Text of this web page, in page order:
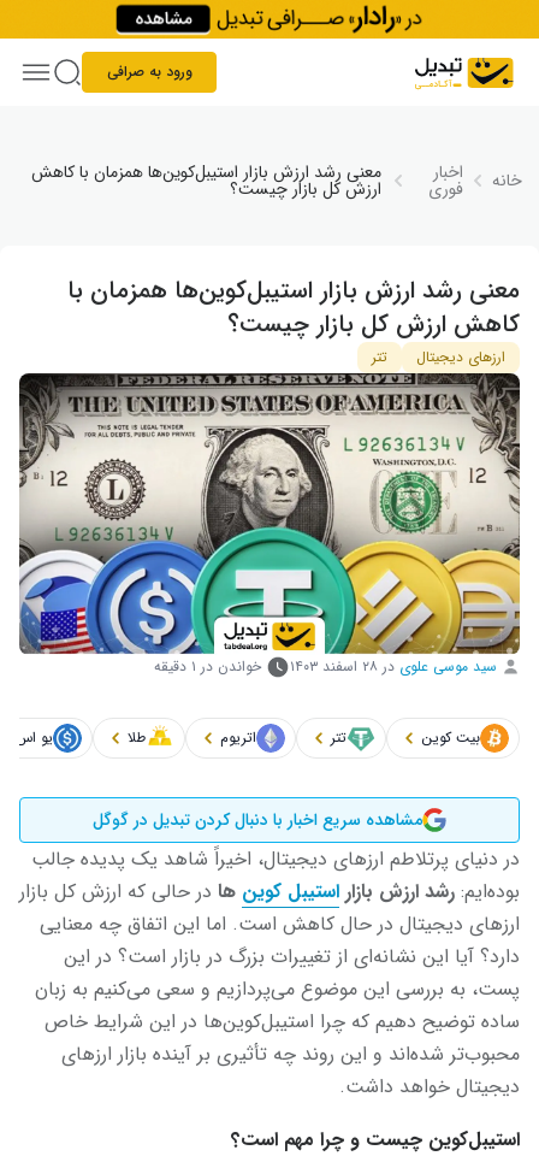
Skip to content
ورود به صرافی
خانه اخبار
فوری
معنی رشد ارزش بازار استیبل‌کوین‌ها همزمان با کاهش
ارزش کل بازار چیست؟
معنی رشد ارزش بازار استیبل‌کوین‌ها همزمان با
کاهش ارزش کل بازار چیست؟
ارزهای دیجیتال تتر
سید موسی علوی در ۲۸ اسفند ۱۴۰۳ خواندن در ۱ دقیقه
بیت کوین تتر اتریوم طلا یو اس
مشاهده سریع اخبار با دنبال کردن تبدیل در گوگل
در دنیای پرتلاطم ارزهای دیجیتال، اخیراً شاهد یک پدیده جالب
بوده‌ایم: رشد ارزش بازار استیبل‌ کوین ‌ها در حالی که ارزش کل بازار
ارزهای دیجیتال در حال کاهش است. اما این اتفاق چه معنایی
دارد؟ آیا این نشانه‌ای از تغییرات بزرگ در بازار است؟ در این
پست، به بررسی این موضوع می‌پردازیم و سعی می‌کنیم به زبان
ساده توضیح دهیم که چرا استیبل‌کوین‌ها در این شرایط خاص
محبوب‌تر شده‌اند و این روند چه تأثیری بر آینده بازار ارزهای
دیجیتال خواهد داشت.
استیبل‌کوین چیست و چرا مهم است؟